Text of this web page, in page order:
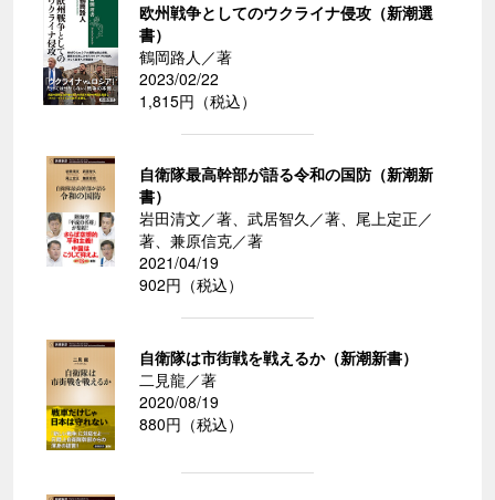
欧州戦争としてのウクライナ侵攻（新潮選
書）
鶴岡路人／著
2023/02/22
1,815円（税込）
自衛隊最高幹部が語る令和の国防（新潮新
書）
岩田清文／著、武居智久／著、尾上定正／
著、兼原信克／著
2021/04/19
902円（税込）
自衛隊は市街戦を戦えるか（新潮新書）
二見龍／著
2020/08/19
880円（税込）